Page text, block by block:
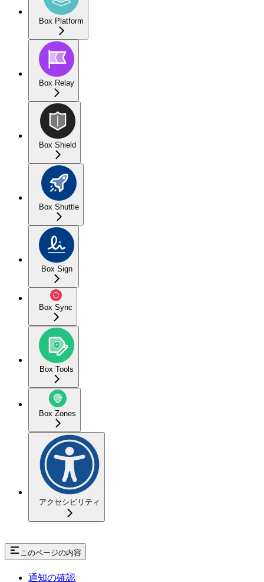
Box Platform
Box Relay
Box Shield
Box Shuttle
Box Sign
Box Sync
Box Tools
Box Zones
アクセシビリティ
このページの内容
通知の確認